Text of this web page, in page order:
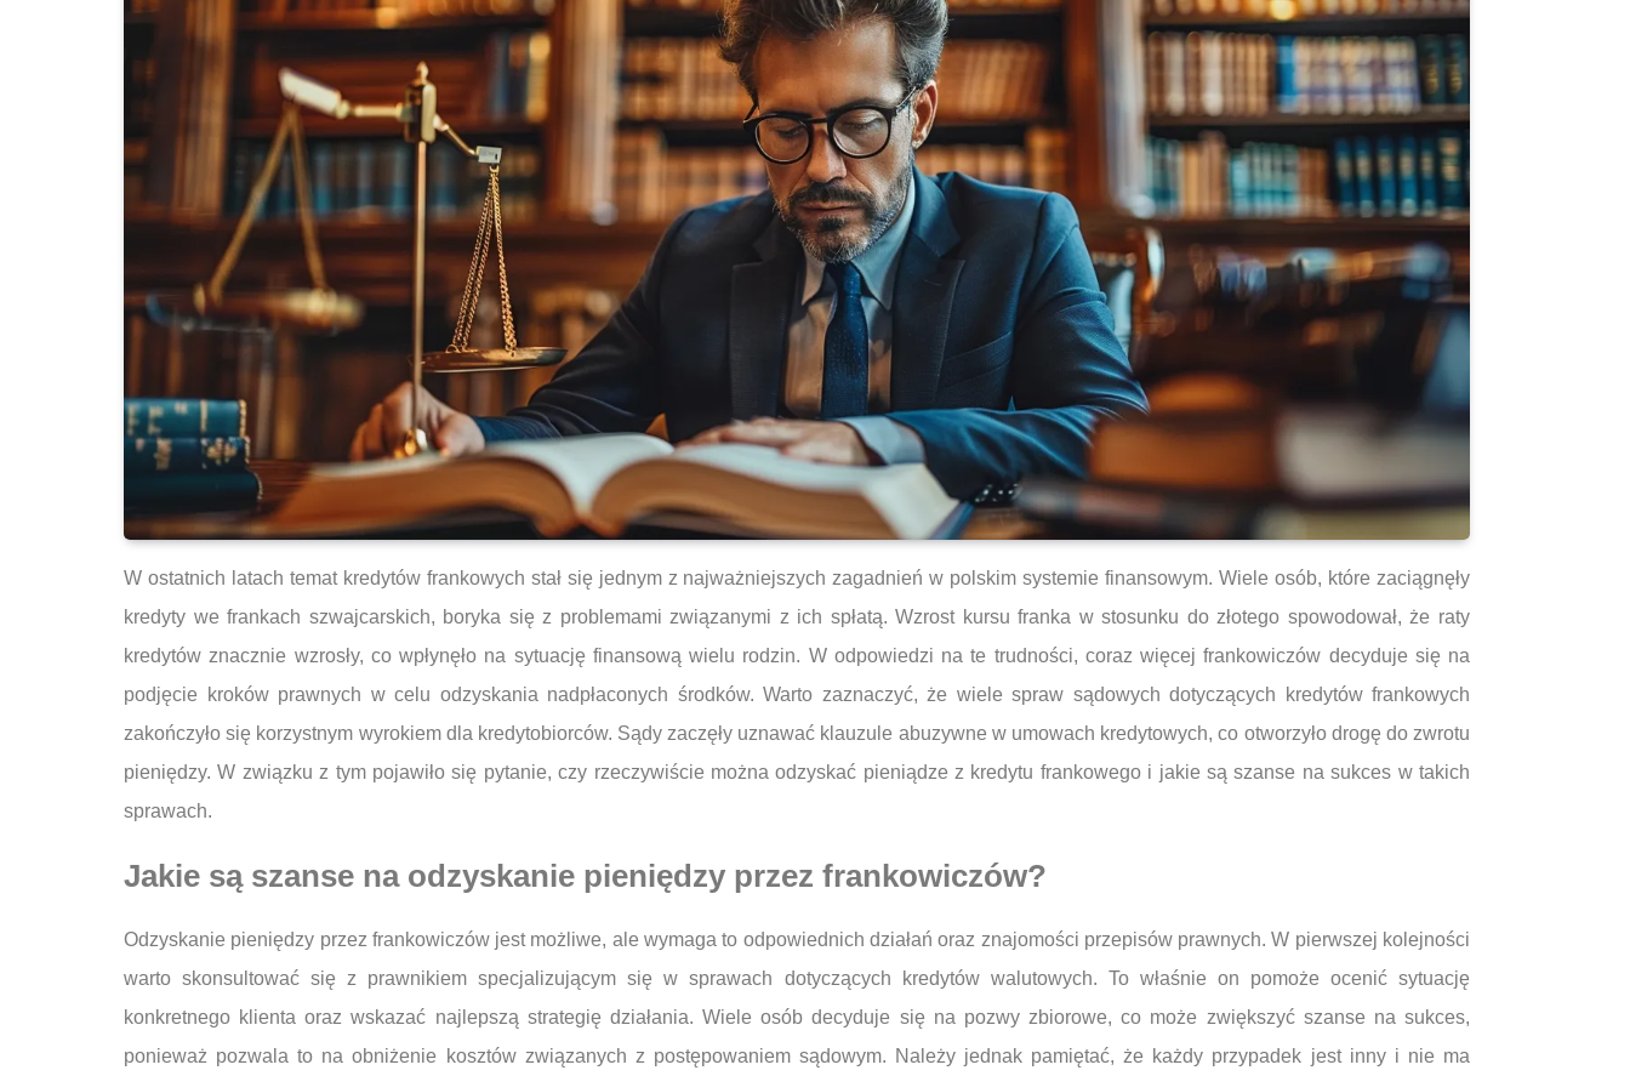
W ostatnich latach temat kredytów frankowych stał się jednym z najważniejszych zagadnień w polskim systemie finansowym. Wiele osób, które zaciągnęły
kredyty we frankach szwajcarskich, boryka się z problemami związanymi z ich spłatą. Wzrost kursu franka w stosunku do złotego spowodował, że raty
kredytów znacznie wzrosły, co wpłynęło na sytuację finansową wielu rodzin. W odpowiedzi na te trudności, coraz więcej frankowiczów decyduje się na
podjęcie kroków prawnych w celu odzyskania nadpłaconych środków. Warto zaznaczyć, że wiele spraw sądowych dotyczących kredytów frankowych
zakończyło się korzystnym wyrokiem dla kredytobiorców. Sądy zaczęły uznawać klauzule abuzywne w umowach kredytowych, co otworzyło drogę do zwrotu
pieniędzy. W związku z tym pojawiło się pytanie, czy rzeczywiście można odzyskać pieniądze z kredytu frankowego i jakie są szanse na sukces w takich
sprawach.
Jakie są szanse na odzyskanie pieniędzy przez frankowiczów?
Odzyskanie pieniędzy przez frankowiczów jest możliwe, ale wymaga to odpowiednich działań oraz znajomości przepisów prawnych. W pierwszej kolejności
warto skonsultować się z prawnikiem specjalizującym się w sprawach dotyczących kredytów walutowych. To właśnie on pomoże ocenić sytuację
konkretnego klienta oraz wskazać najlepszą strategię działania. Wiele osób decyduje się na pozwy zbiorowe, co może zwiększyć szanse na sukces,
ponieważ pozwala to na obniżenie kosztów związanych z postępowaniem sądowym. Należy jednak pamiętać, że każdy przypadek jest inny i nie ma